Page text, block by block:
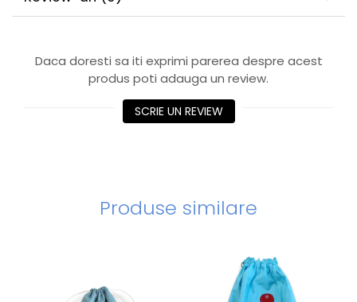
Daca doresti sa iti exprimi parerea despre acest
produs poti adauga un review.
SCRIE UN REVIEW
Produse similare